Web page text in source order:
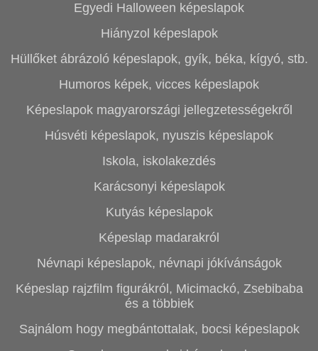
Egyedi Halloween képeslapok
Hiányzol képeslapok
Hüllőket ábrázoló képeslapok, gyík, béka, kígyó, stb.
Humoros képek, vicces képeslapok
Képeslapok magyarországi jellegzetességekről
Húsvéti képeslapok, nyuszis képeslapok
Iskola, iskolakezdés
Karácsonyi képeslapok
Kutyás képeslapok
Képeslap madarakról
Névnapi képeslapok, névnapi jókívánságok
Képeslap rajzfilm figurákról, Micimackó, Zsebibaba
és a többiek
Sajnálom hogy megbántottalak, bocsi képeslapok